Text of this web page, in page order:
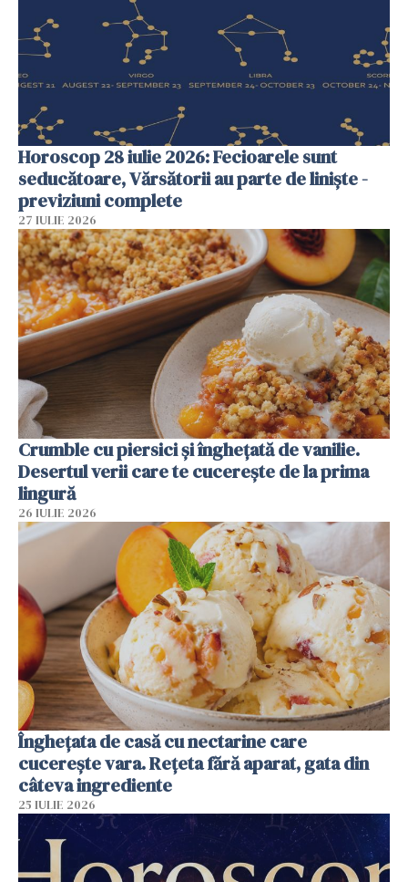
Horoscop 28 iulie 2026: Fecioarele sunt
seducătoare, Vărsătorii au parte de liniște -
previziuni complete
27 IULIE 2026
Crumble cu piersici și înghețată de vanilie.
Desertul verii care te cucerește de la prima
lingură
26 IULIE 2026
Înghețata de casă cu nectarine care
cucerește vara. Rețeta fără aparat, gata din
câteva ingrediente
25 IULIE 2026